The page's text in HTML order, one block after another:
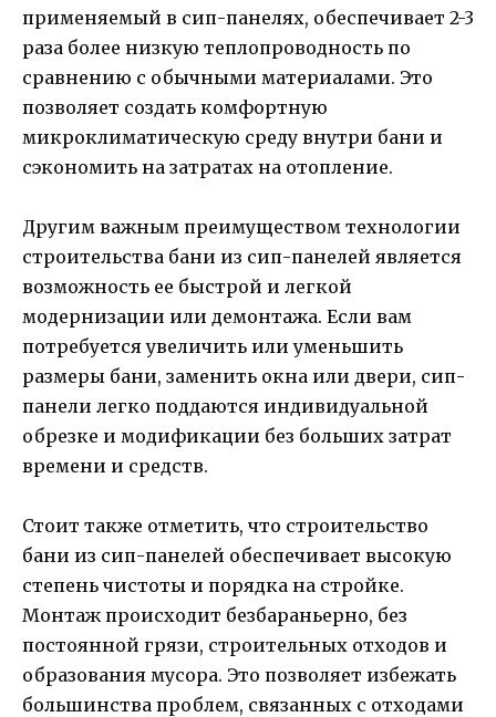
применяемый в сип-панелях, обеспечивает 2-3
раза более низкую теплопроводность по
сравнению с обычными материалами. Это
позволяет создать комфортную
микроклиматическую среду внутри бани и
сэкономить на затратах на отопление.
Другим важным преимуществом технологии
строительства бани из сип-панелей является
возможность ее быстрой и легкой
модернизации или демонтажа. Если вам
потребуется увеличить или уменьшить
размеры бани, заменить окна или двери, сип-
панели легко поддаются индивидуальной
обрезке и модификации без больших затрат
времени и средств.
Стоит также отметить, что строительство
бани из сип-панелей обеспечивает высокую
степень чистоты и порядка на стройке.
Монтаж происходит безбараньерно, без
постоянной грязи, строительных отходов и
образования мусора. Это позволяет избежать
большинства проблем, связанных с отходами